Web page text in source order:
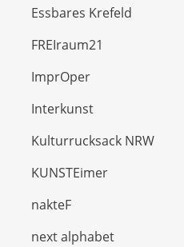
Essbares Krefeld
FREIraum21
ImprOper
Interkunst
Kulturrucksack NRW
KUNSTEimer
nakteF
next alphabet